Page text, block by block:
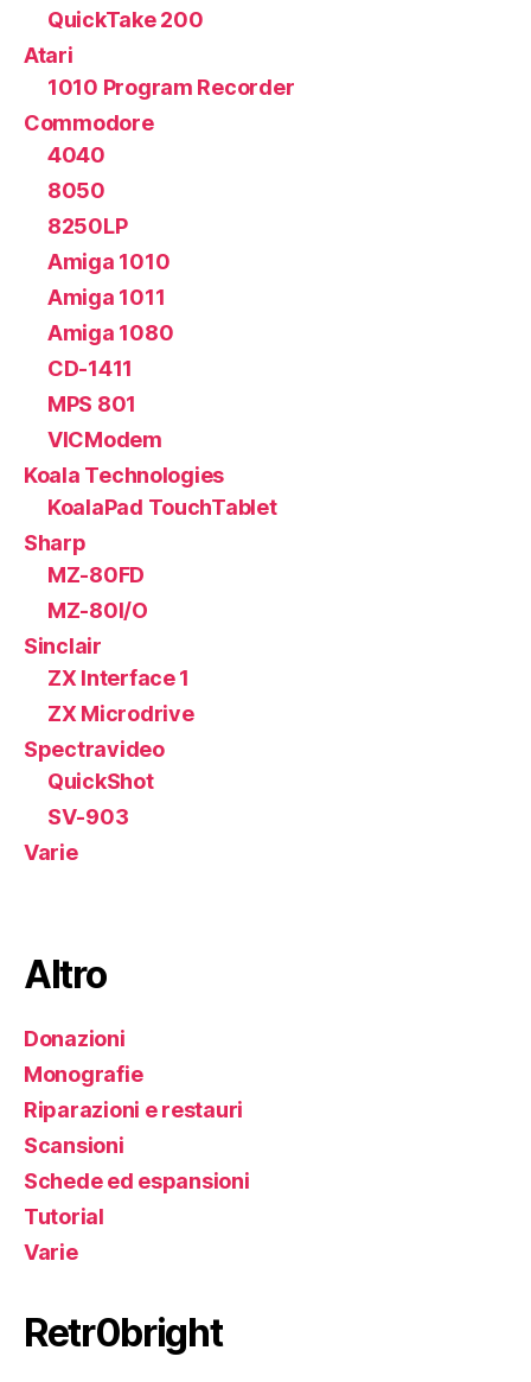
QuickTake 200
Atari
1010 Program Recorder
Commodore
4040
8050
8250LP
Amiga 1010
Amiga 1011
Amiga 1080
CD-1411
MPS 801
VICModem
Koala Technologies
KoalaPad TouchTablet
Sharp
MZ-80FD
MZ-80I/O
Sinclair
ZX Interface 1
ZX Microdrive
Spectravideo
QuickShot
SV-903
Varie
Altro
Donazioni
Monografie
Riparazioni e restauri
Scansioni
Schede ed espansioni
Tutorial
Varie
Retr0bright